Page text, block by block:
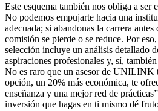
Este esquema también nos obliga a ser
No podemos empujarte hacia una
adecuada; si abandonas la carrera
comisión se pierde o se reduce. Por
selección incluye un análisis detallado
aspiraciones profesionales y, sí,
No es raro que un asesor de UNILINK
opción, un 20% más económica, te
enseñanza y una mejor red de
inversión que hagas en ti mismo dé